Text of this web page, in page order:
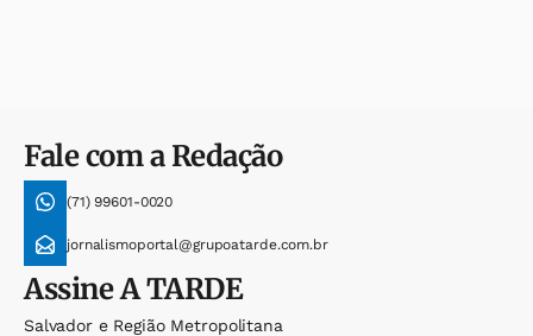
Fale com a Redação
(71) 99601-0020
jornalismoportal@grupoatarde.com.br
AssineA TARDE
Salvador e Região Metropolitana